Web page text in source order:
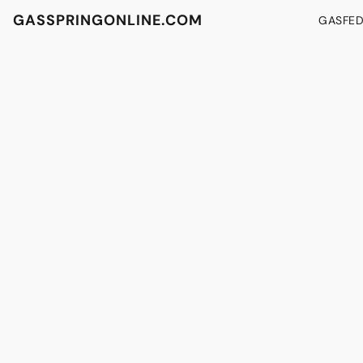
GASSPRINGONLINE.COM